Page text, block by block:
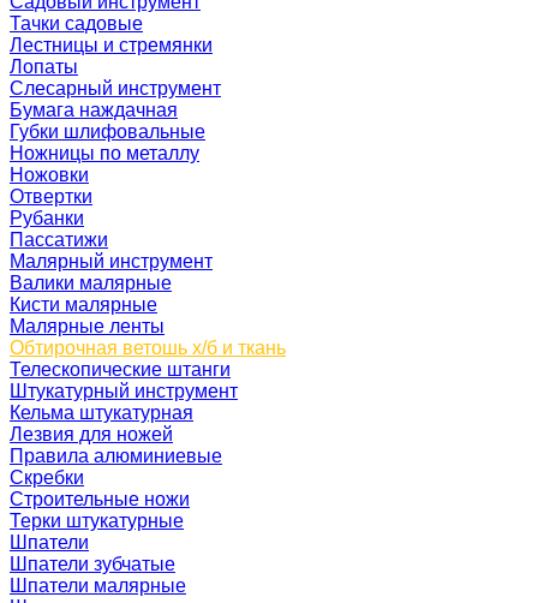
Тачки садовые
Лестницы и стремянки
Лопаты
Слесарный инструмент
Бумага наждачная
Губки шлифовальные
Ножницы по металлу
Ножовки
Отвертки
Рубанки
Пассатижи
Малярный инструмент
Валики малярные
Кисти малярные
Малярные ленты
Обтирочная ветошь х/б и ткань
Телескопические штанги
Штукатурный инструмент
Кельма штукатурная
Лезвия для ножей
Правила алюминиевые
Скребки
Строительные ножи
Терки штукатурные
Шпатели
Шпатели зубчатые
Шпатели малярные